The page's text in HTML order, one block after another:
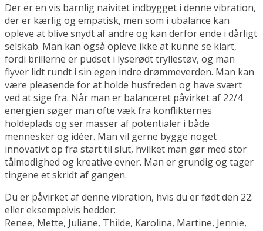
Der er en vis barnlig naivitet indbygget i denne vibration,
der er kærlig og empatisk, men som i ubalance kan
opleve at blive snydt af andre og kan derfor ende i dårligt
selskab. Man kan også opleve ikke at kunne se klart,
fordi brillerne er pudset i lyserødt tryllestøv, og man
flyver lidt rundt i sin egen indre drømmeverden. Man kan
være pleasende for at holde husfreden og have svært
ved at sige fra. Når man er balanceret påvirket af 22/4
energien søger man ofte væk fra konflikternes
holdeplads og ser masser af potentialer i både
mennesker og idéer. Man vil gerne bygge noget
innovativt op fra start til slut, hvilket man gør med stor
tålmodighed og kreative evner. Man er grundig og tager
tingene et skridt af gangen.
Du er påvirket af denne vibration, hvis du er født den 22.
eller eksempelvis hedder:
Renee, Mette, Juliane, Thilde, Karolina, Martine, Jennie,